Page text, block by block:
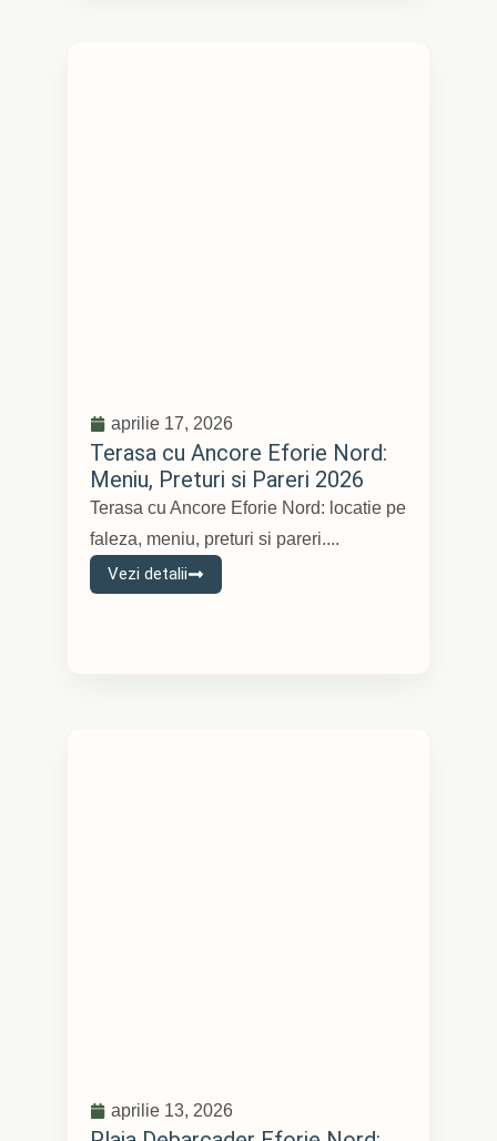
aprilie 17, 2026
Terasa cu Ancore Eforie Nord:
Meniu, Preturi si Pareri 2026
Terasa cu Ancore Eforie Nord: locatie pe
faleza, meniu, preturi si pareri....
Vezi detalii
aprilie 13, 2026